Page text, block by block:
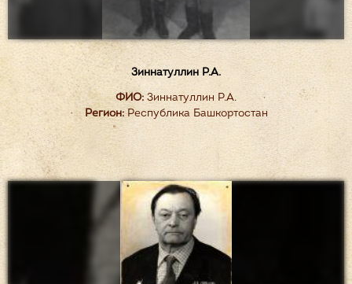
Зиннатуллин Р.А.
ФИО: Зиннатуллин Р.А.
Регион:Республика Башкортостан